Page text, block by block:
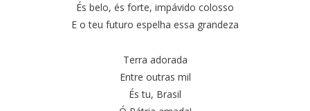
És belo, és forte, impávido colosso
E o teu futuro espelha essa grandeza
Terra adorada
Entre outras mil
És tu, Brasil